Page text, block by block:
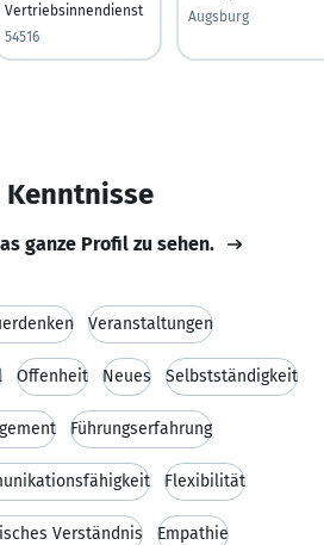
Vertriebsinnendienst
54516
Augsburg
ganze Profil zu sehen.
Veranstaltungen
Offenheit Neues Selbstständigkeit
Führungserfahrung
Flexibilität
Verständnis Empathie